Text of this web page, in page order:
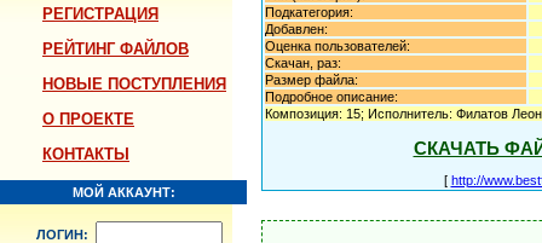
РЕГИСТРАЦИЯ
РЕЙТИНГ ФАЙЛОВ
НОВЫЕ ПОСТУПЛЕНИЯ
О ПРОЕКТЕ
КОНТАКТЫ
МОЙ АККАУНТ:
ЛОГИН:
Подкатегория:
Добавлен:
Оценка пользователей:
Скачан, раз:
Размер файла:
Подробное описание:
Композиция: 15; Исполнитель: Филатов
СКАЧАТЬ
[ http://